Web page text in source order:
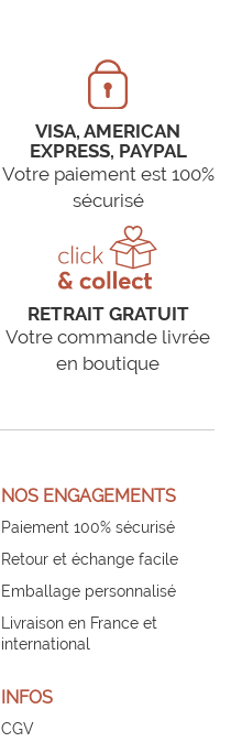
VISA, AMERICAN
EXPRESS, PAYPAL
Votre paiement est 100%
sécurisé
RETRAIT GRATUIT
Votre commande livrée
en boutique
NOS ENGAGEMENTS
Paiement 100% sécurisé
Retour et échange facile
Emballage personnalisé
Livraison en France et
international
INFOS
CGV